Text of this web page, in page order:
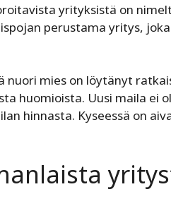
yrityksistä on
perustama yritys,
mies on löytänyt
huomioista. Uusi maila ei
hinnasta. Kyseessä on